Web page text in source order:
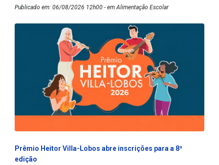
Publicado em: 06/08/2026 12h00 - em Alimentação Escolar
Prêmio Heitor Villa-Lobos abre inscrições para a 8ª
edição